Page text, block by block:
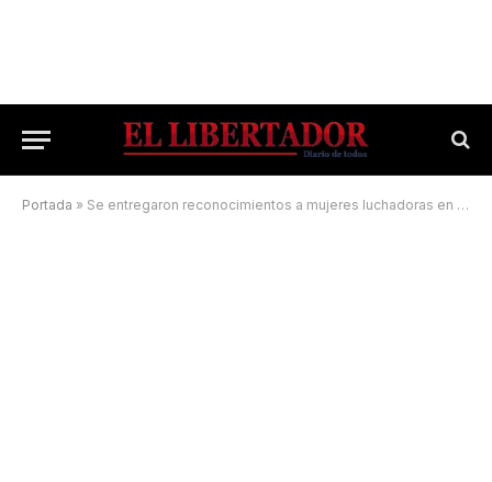
Portada » Se entregaron reconocimientos a mujeres luchadoras en Bella Vista y Curuzú Cuatiá